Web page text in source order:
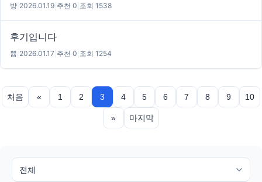
뱡 2026.01.19 추천 0 조회 1538
후기입니다
쁍 2026.01.17 추천 0 조회 1254
처음 « 1 2 3 4 5 6 7 8 9 10
» 마지막